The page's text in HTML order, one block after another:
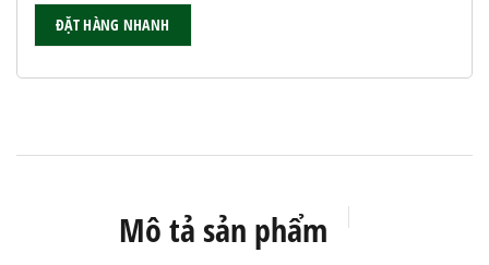
Mô tả sản phẩm